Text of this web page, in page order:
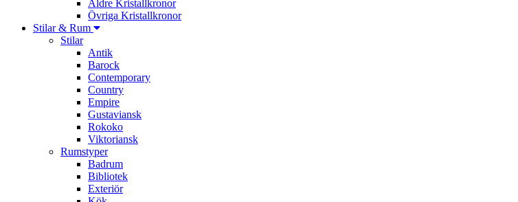
Äldre Kristallkronor
Övriga Kristallkronor
Stilar & Rum
Stilar
Antik
Barock
Contemporary
Country
Empire
Gustaviansk
Rokoko
Viktoriansk
Rumstyper
Badrum
Bibliotek
Exteriör